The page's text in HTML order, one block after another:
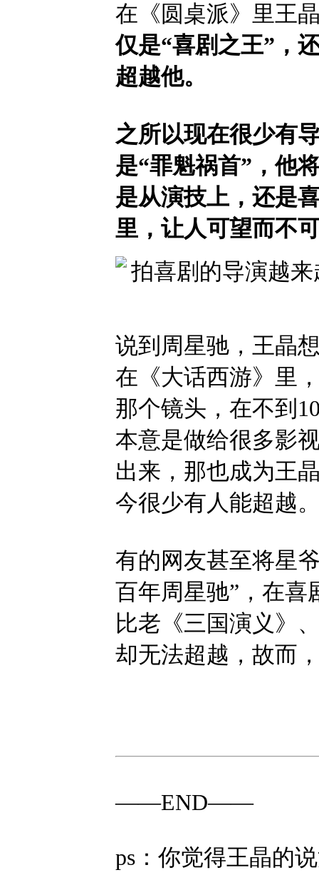
在《圆桌派》里王
仅是“喜剧之王”，
超越他。
之所以现在很少有
是“罪魁祸首”，他
是从演技上，还是
里，让人可望而不
说到周星驰，王晶
在《大话西游》里
那个镜头，在不到
本意是做给很多影
出来，那也成为王
今很少有人能超越
有的网友甚至将星
百年周星驰”，在喜
比老《三国演义》
却无法超越，故而
——END——
ps：你觉得王晶的